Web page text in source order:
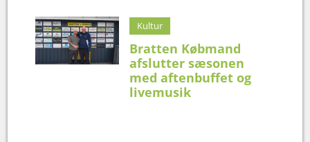
Kultur
Bratten Købmand
afslutter sæsonen
med aftenbuffet og
livemusik